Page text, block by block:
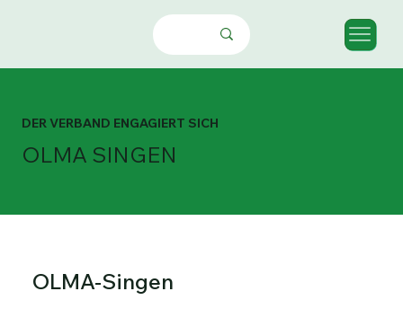
DER VERBAND ENGAGIERT SICH
OLMA SINGEN
OLMA-Singen